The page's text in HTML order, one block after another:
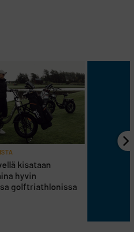
kisataan
hyvin
golftriathlonissa